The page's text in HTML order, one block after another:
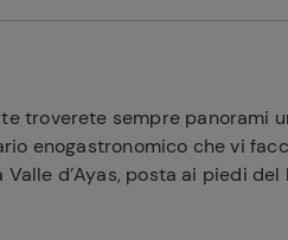
troverete sempre panorami
enogastronomico che vi
d’Ayas, posta ai piedi del